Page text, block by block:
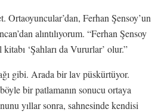
Ortaoyuncular’dan, Ferhan Şensoy’un
alıntılıyorum. “Ferhan Şensoy
‘Şahları da Vururlar’ olur.”
gibi. Arada bir lav püskürtüyor.
bir patlamanın sonucu ortaya
yıllar sonra, sahnesinde kendisi